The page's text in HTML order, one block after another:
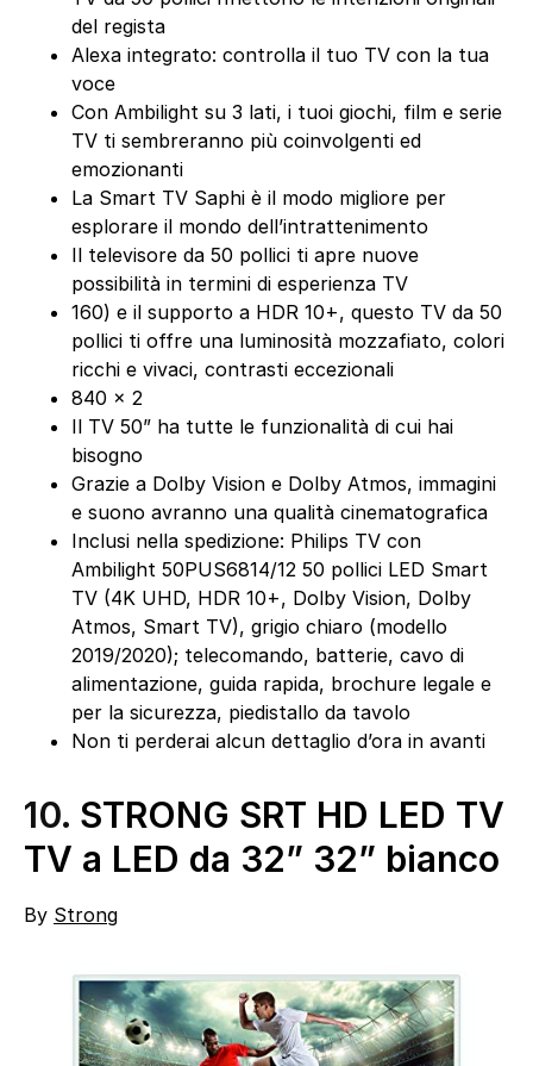
del regista
Alexa integrato: controlla il tuo TV con la tua
voce
Con Ambilight su 3 lati, i tuoi giochi, film e serie
TV ti sembreranno più coinvolgenti ed
emozionanti
La Smart TV Saphi è il modo migliore per
esplorare il mondo dell’intrattenimento
Il televisore da 50 pollici ti apre nuove
possibilità in termini di esperienza TV
160) e il supporto a HDR 10+, questo TV da 50
pollici ti offre una luminosità mozzafiato, colori
ricchi e vivaci, contrasti eccezionali
840 x 2
Il TV 50” ha tutte le funzionalità di cui hai
bisogno
Grazie a Dolby Vision e Dolby Atmos, immagini
e suono avranno una qualità cinematografica
Inclusi nella spedizione: Philips TV con
Ambilight 50PUS6814/12 50 pollici LED Smart
TV (4K UHD, HDR 10+, Dolby Vision, Dolby
Atmos, Smart TV), grigio chiaro (modello
2019/2020); telecomando, batterie, cavo di
alimentazione, guida rapida, brochure legale e
per la sicurezza, piedistallo da tavolo
Non ti perderai alcun dettaglio d’ora in avanti
10. STRONG SRT HD LED TV
TV a LED da 32” 32” bianco
By Strong